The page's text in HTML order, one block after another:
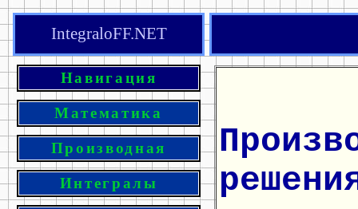
IntegraloFF.NET
Навигация
Математика
Производная
Интегралы